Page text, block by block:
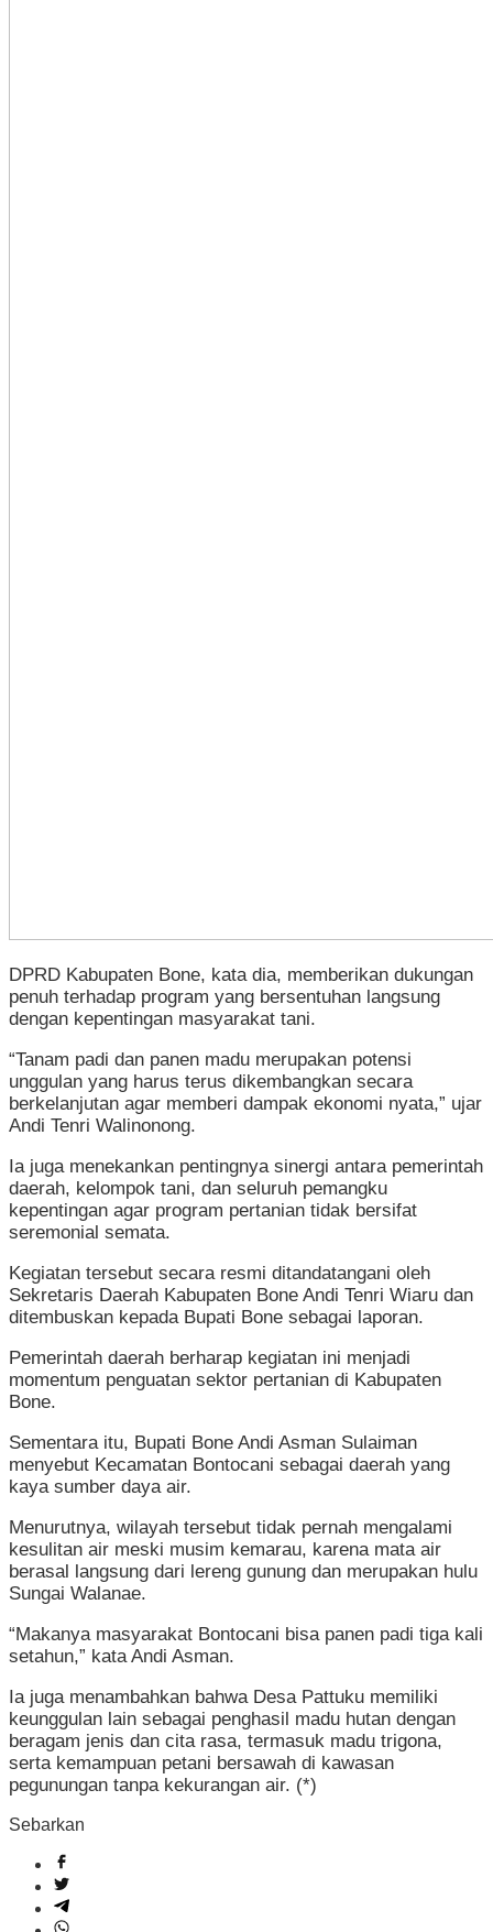
DPRD Kabupaten Bone, kata dia, memberikan dukungan
penuh terhadap program yang bersentuhan langsung
dengan kepentingan masyarakat tani.
“Tanam padi dan panen madu merupakan potensi
unggulan yang harus terus dikembangkan secara
berkelanjutan agar memberi dampak ekonomi nyata,” ujar
Andi Tenri Walinonong.
Ia juga menekankan pentingnya sinergi antara pemerintah
daerah, kelompok tani, dan seluruh pemangku
kepentingan agar program pertanian tidak bersifat
seremonial semata.
Kegiatan tersebut secara resmi ditandatangani oleh
Sekretaris Daerah Kabupaten Bone Andi Tenri Wiaru dan
ditembuskan kepada Bupati Bone sebagai laporan.
Pemerintah daerah berharap kegiatan ini menjadi
momentum penguatan sektor pertanian di Kabupaten
Bone.
Sementara itu, Bupati Bone Andi Asman Sulaiman
menyebut Kecamatan Bontocani sebagai daerah yang
kaya sumber daya air.
Menurutnya, wilayah tersebut tidak pernah mengalami
kesulitan air meski musim kemarau, karena mata air
berasal langsung dari lereng gunung dan merupakan hulu
Sungai Walanae.
“Makanya masyarakat Bontocani bisa panen padi tiga kali
setahun,” kata Andi Asman.
Ia juga menambahkan bahwa Desa Pattuku memiliki
keunggulan lain sebagai penghasil madu hutan dengan
beragam jenis dan cita rasa, termasuk madu trigona,
serta kemampuan petani bersawah di kawasan
pegunungan tanpa kekurangan air. (*)
Sebarkan